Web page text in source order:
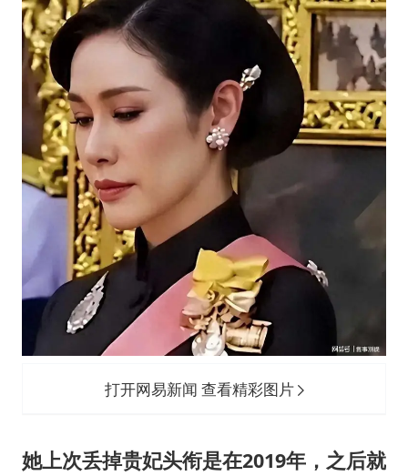
打开网易新闻 查看精彩图片
她上次丢掉贵妃头衔是在2019年，之后就